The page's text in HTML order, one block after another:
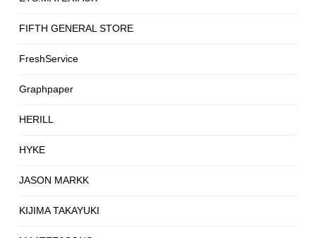
FIFTH GENERAL STORE
FreshService
Graphpaper
HERILL
HYKE
JASON MARKK
KIJIMA TAKAYUKI